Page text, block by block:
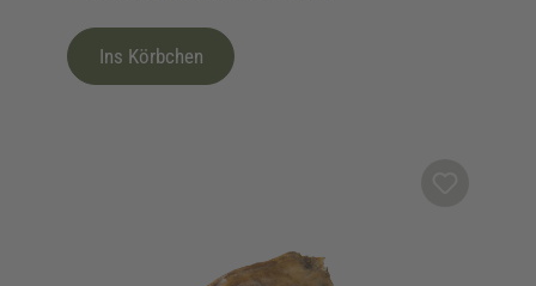
Ins Körbchen